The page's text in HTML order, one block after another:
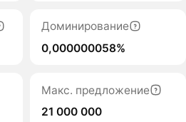
Доминирование
0,000000058%
Макс. предложение
21 000 000